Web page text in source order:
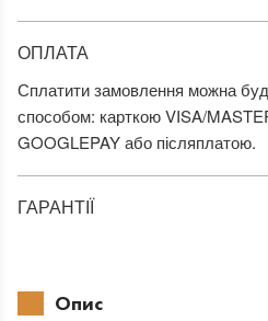
ОПЛАТА
Сплатити замовлення можна
способом: карткою VISA/
GOOGLEPAY або післяплатою.
ГАРАНТІЇ
Опис